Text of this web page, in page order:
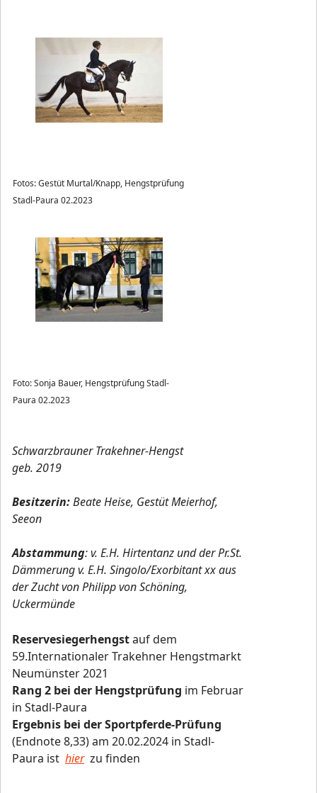
Fotos: Gestüt Murtal/Knapp, Hengstprüfung
Stadl-Paura 02.2023
Foto: Sonja Bauer, Hengstprüfung Stadl-
Paura 02.2023
Schwarzbrauner Trakehner-Hengst
geb. 2019
Besitzerin:Beate Heise, Gestüt Meierhof,
Seeon
Abstammung: v. E.H. Hirtentanz und der Pr.St.
Dämmerung v. E.H. Singolo/Exorbitant xx aus
der Zucht von Philipp von Schöning,
Uckermünde
Reservesiegerhengstauf dem
59.Internationaler Trakehner Hengstmarkt
Neumünster 2021
Rang 2 bei der Hengstprüfung im Februar
in Stadl-Paura
Ergebnis bei der Sportpferde-Prüfung
(Endnote 8,33) am 20.02.2024 in Stadl-
Paura ist hierzu finden